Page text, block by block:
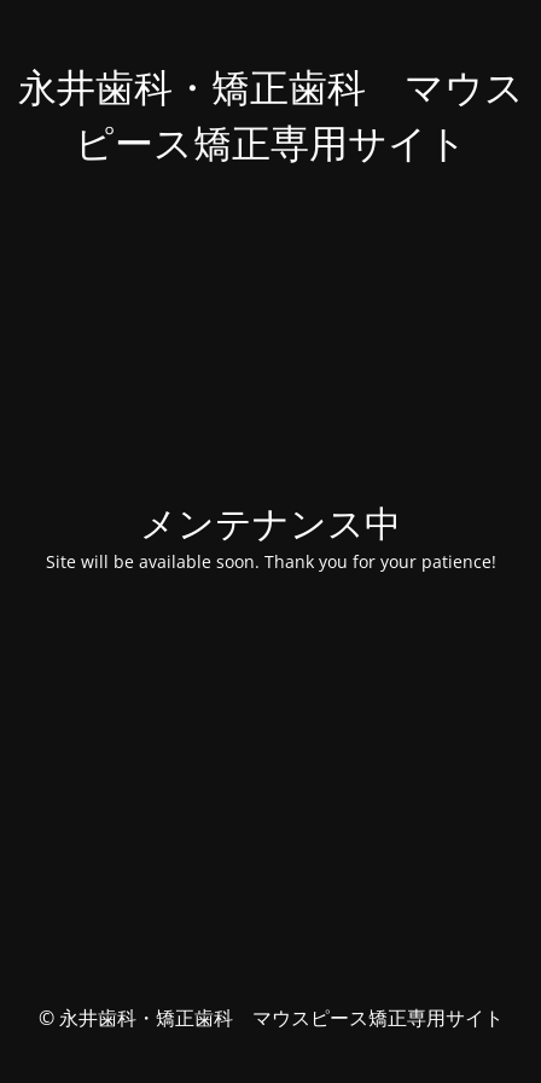
永井歯科・矯正歯科 マウス
ピース矯正専用サイト
メンテナンス中
Site will be available soon. Thank you for your patience!
© 永井歯科・矯正歯科 マウスピース矯正専用サイト